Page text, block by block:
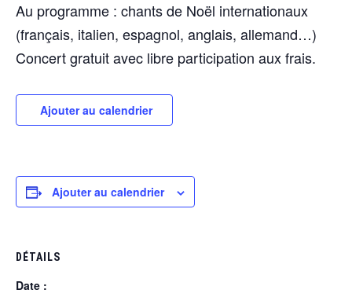
Au programme : chants de Noël internationaux
(français, italien, espagnol, anglais, allemand…)
Concert gratuit avec libre participation aux frais.
Ajouter au calendrier
Ajouter au calendrier
DÉTAILS
Date :